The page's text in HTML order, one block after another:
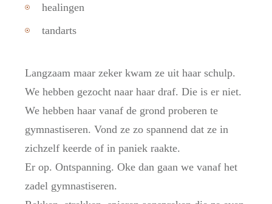
healingen
tandarts
Langzaam maar zeker kwam ze uit haar schulp.
We hebben gezocht naar haar draf. Die is er niet.
We hebben haar vanaf de grond proberen te
gymnastiseren. Vond ze zo spannend dat ze in
zichzelf keerde of in paniek raakte.
Er op. Ontspanning. Oke dan gaan we vanaf het
zadel gymnastiseren.